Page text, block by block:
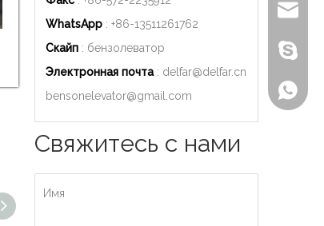
WhatsApp : +86-13511261762
Скайп : бензолеватор
Электронная почта: delfar@delfar.cn
bensonelevator@gmail.com
Свяжитесь с нами
Имя
+86-